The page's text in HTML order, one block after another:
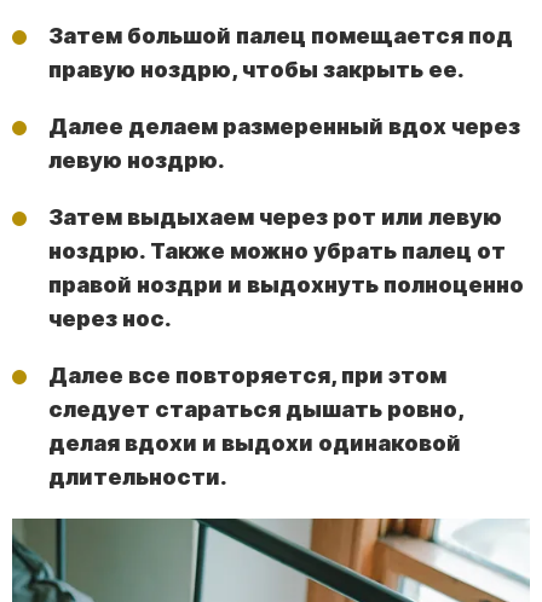
Затем большой палец помещается под
правую ноздрю, чтобы закрыть ее.
Далее делаем размеренный вдох через
левую ноздрю.
Затем выдыхаем через рот или левую
ноздрю. Также можно убрать палец от
правой ноздри и выдохнуть полноценно
через нос.
Далее все повторяется, при этом
следует стараться дышать ровно,
делая вдохи и выдохи одинаковой
длительности.